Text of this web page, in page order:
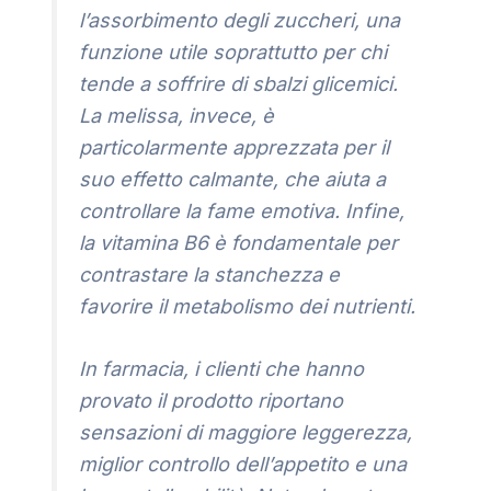
l’assorbimento degli zuccheri, una
funzione utile soprattutto per chi
tende a soffrire di sbalzi glicemici.
La melissa, invece, è
particolarmente apprezzata per il
suo effetto calmante, che aiuta a
controllare la fame emotiva. Infine,
la vitamina B6 è fondamentale per
contrastare la stanchezza e
favorire il metabolismo dei nutrienti.
In farmacia, i clienti che hanno
provato il prodotto riportano
sensazioni di maggiore leggerezza,
miglior controllo dell’appetito e una